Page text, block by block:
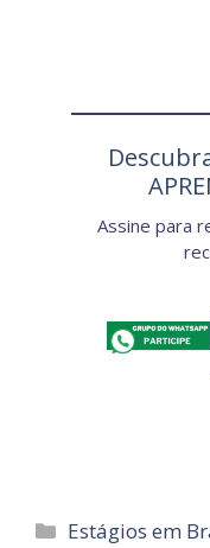
Assine para
Categorias
Estágios em